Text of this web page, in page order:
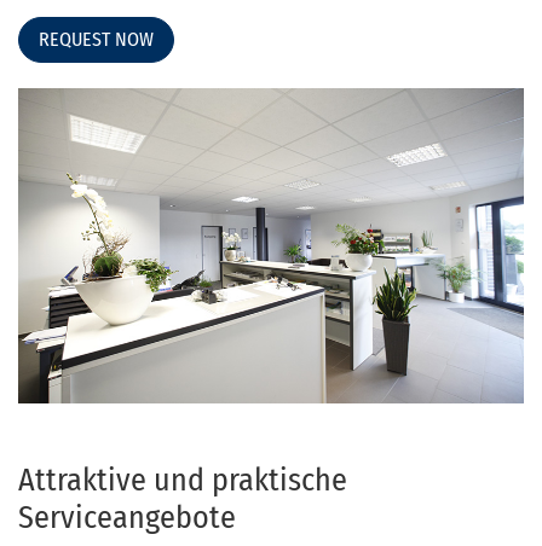
REQUEST NOW
Attraktive und praktische
Serviceangebote